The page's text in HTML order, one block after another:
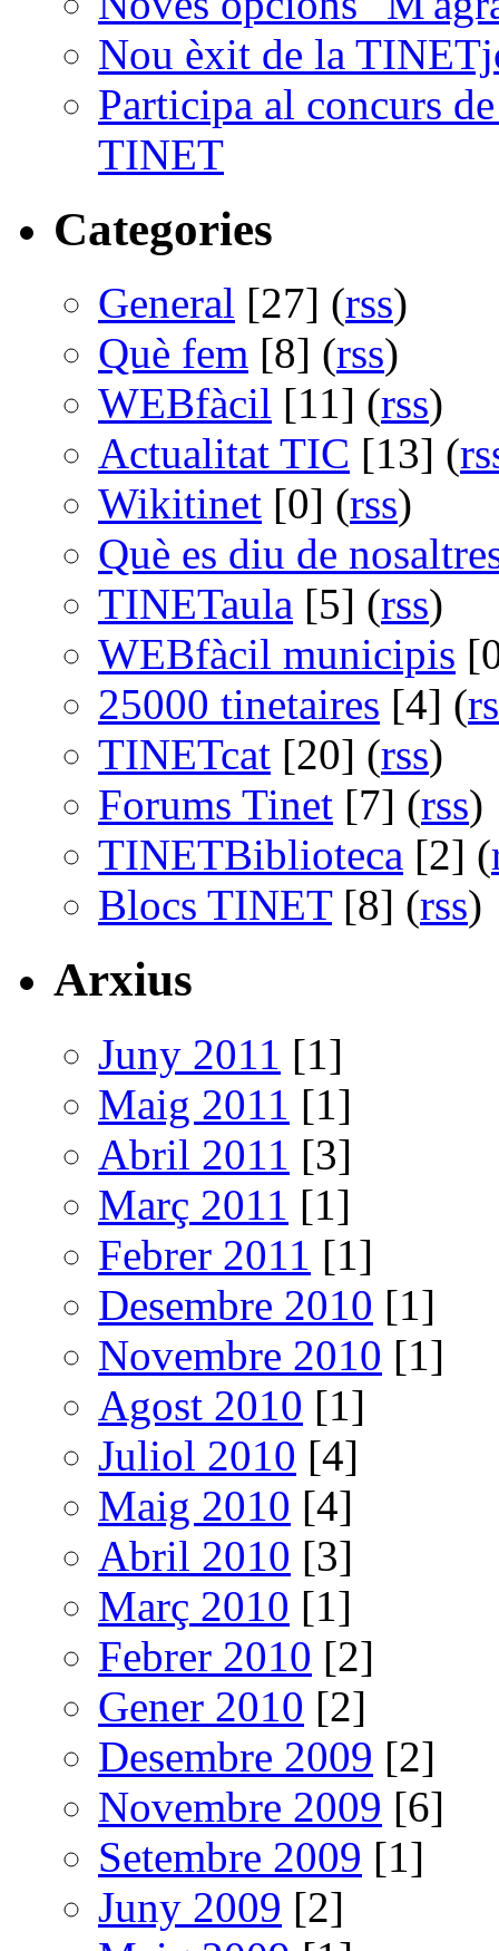
Nou èxit de la
Participa al concurs
TINET
Categories
General [27] (rss)
Què fem [8] (rss)
WEBfàcil [11] (rss)
Actualitat TIC [13] (
Wikitinet [0] (rss)
Què es diu de
TINETaula [5] (rss)
WEBfàcil municipis
25000 tinetaires [4] (
TINETcat [20] (rss)
Forums Tinet [7] (rss)
TINETBiblioteca [2] (
Blocs TINET[8] (rss)
Arxius
Juny 2011 [1]
Maig 2011 [1]
Abril 2011 [3]
Març 2011 [1]
Febrer 2011 [1]
Desembre 2010 [1]
Novembre 2010 [1]
Agost 2010 [1]
Juliol 2010 [4]
Maig 2010 [4]
Abril 2010 [3]
Març 2010 [1]
Febrer 2010 [2]
Gener 2010 [2]
Desembre 2009 [2]
Novembre 2009 [6]
Setembre 2009 [1]
Juny 2009 [2]